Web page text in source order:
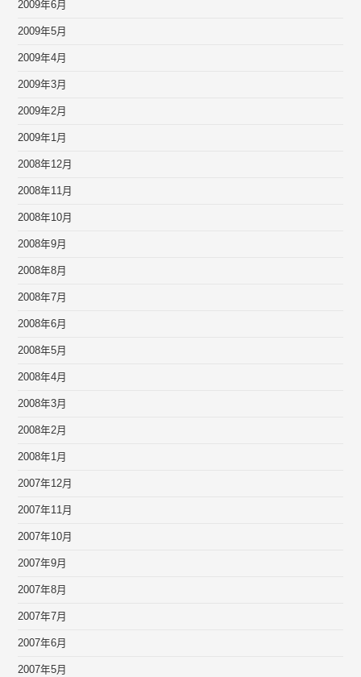
2009年6月
2009年5月
2009年4月
2009年3月
2009年2月
2009年1月
2008年12月
2008年11月
2008年10月
2008年9月
2008年8月
2008年7月
2008年6月
2008年5月
2008年4月
2008年3月
2008年2月
2008年1月
2007年12月
2007年11月
2007年10月
2007年9月
2007年8月
2007年7月
2007年6月
2007年5月